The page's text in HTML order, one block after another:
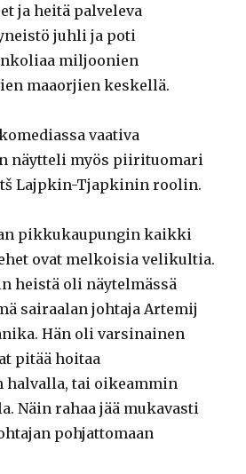
ja heitä palveleva
juhli ja poti
miljoonien
maaorjien keskellä.
vaativa
näytteli myös piirituomari
Lajpkin-Tjapkinin roolin.
pikkukaupungin kaikki
ovat melkoisia velikultia.
heistä oli näytelmässä
sairaalan johtaja Artemij
Hän oli varsinainen
pitää hoitaa
halvalla, tai oikeammin
Näin rahaa jää mukavasti
pohjattomaan